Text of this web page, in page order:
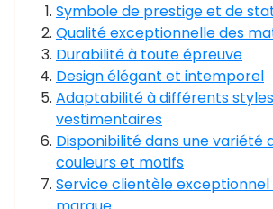
Symbole de prestige et de
Qualité exceptionnelle des
Durabilité à toute épreuve
Design élégant et intemporel
Adaptabilité à différents styles
vestimentaires
Disponibilité dans une variété
couleurs et motifs
Service clientèle